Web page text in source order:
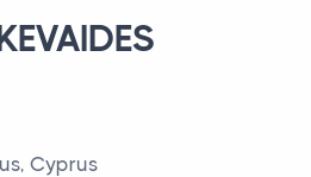
Cyprus